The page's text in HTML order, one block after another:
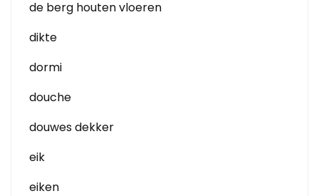
de berg houten vloeren
dikte
dormi
douche
douwes dekker
eik
eiken